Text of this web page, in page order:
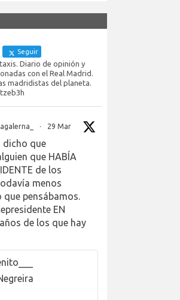
Seguir
Diario de opinión y
con el Real Madrid.
madridistas del planeta.
· 29 Mar
dicho que
que HABÍA
de los
menos
que pensábamos.
EN
de los que hay